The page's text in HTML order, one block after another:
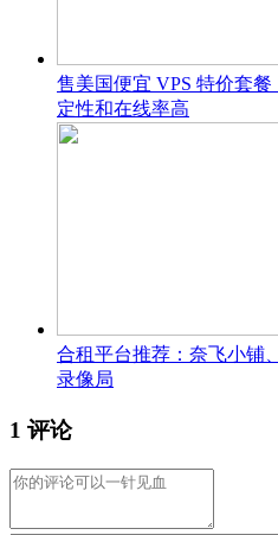
售美国便宜 VPS 特价套
定性和在线率高
合租平台推荐：奈飞小铺
录像局
1 评论